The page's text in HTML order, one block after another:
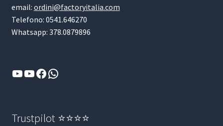
email: ordini@factoryitalia.com
Telefono: 0541.646270
Whatsapp: 378.0879896
YouTube
YouTube
Facebook
WhatsApp
Trustpilot ⭐⭐⭐⭐